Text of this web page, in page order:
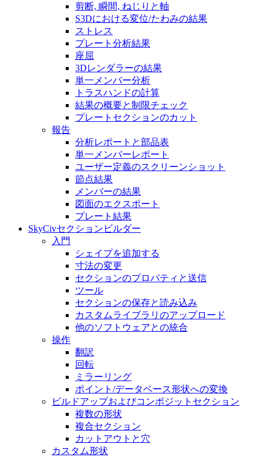
剪断, 瞬間, ねじりと軸
S3Dにおける変位/たわみの結果
ストレス
プレート分析結果
座屈
3Dレンダラーの結果
単一メンバー分析
トラスハンドの計算
結果の概要と制限チェック
プレートセクションのカット
報告
分析レポートと部品表
単一メンバーレポート
ユーザー定義のスクリーンショット
節点結果
メンバーの結果
図面のエクスポート
プレート結果
SkyCivセクションビルダー
入門
シェイプを追加する
寸法の変​​更
セクションのプロパティと送信
ツール
セクションの保存と読み込み
カスタムライブラリのアップロード
他のソフトウェアとの統合
操作
翻訳
回転
ミラーリング
ポイント/データベース形状への変換
ビルドアップおよびコンポジットセクション
複数の形状
複合セクション
カットアウトと穴
カスタム形状